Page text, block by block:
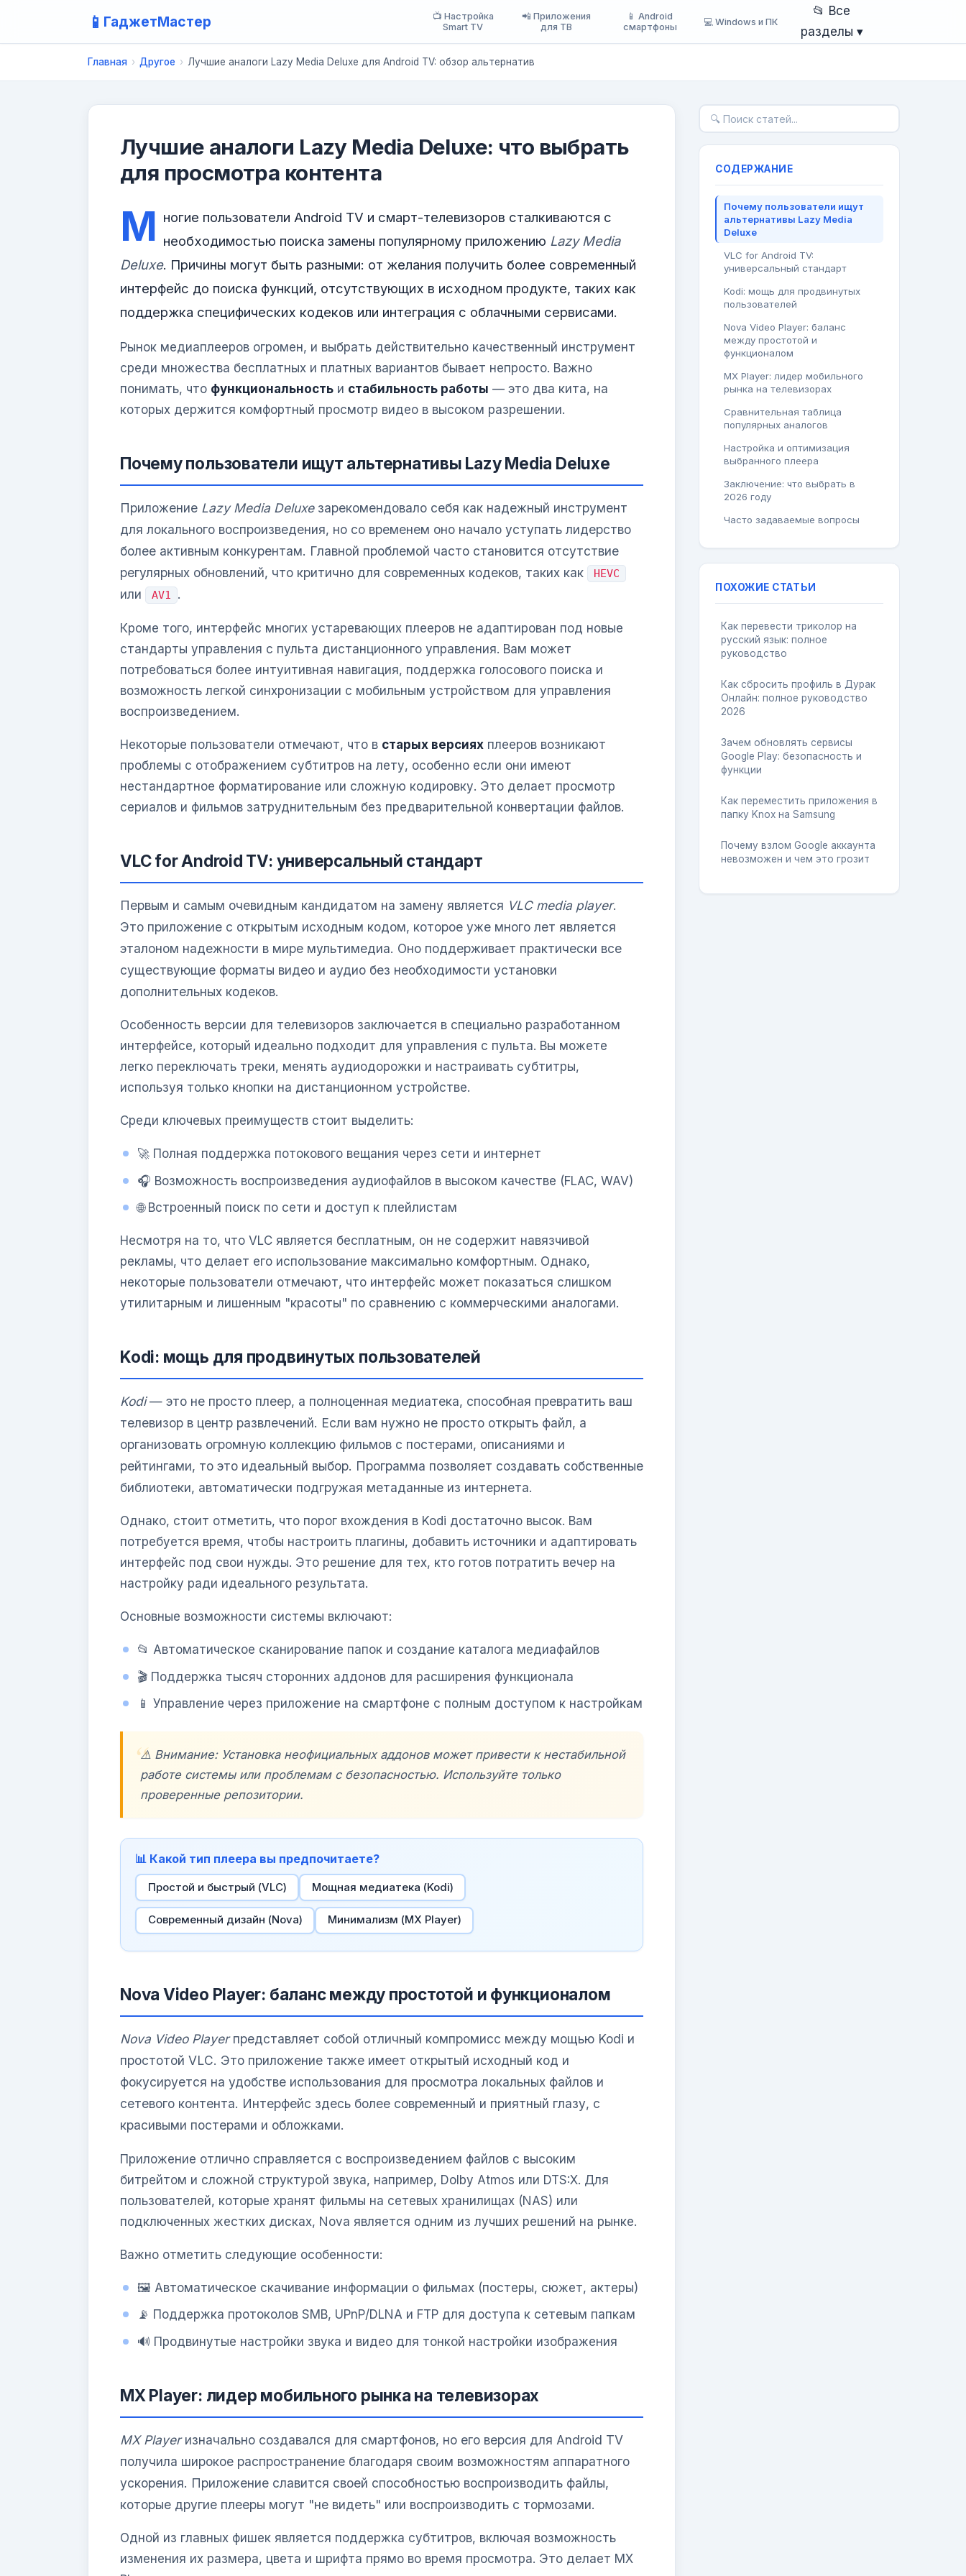
📱 ГаджетМастер
📺 Настройка
Smart TV
📲 Приложения
для ТВ
📱 Android
смартфоны
💻 Windows и ПК
📂 Все
разделы ▾
Главная › Другое › Лучшие аналоги Lazy Media Deluxe для Android TV: обзор альтернатив
Лучшие аналоги Lazy Media Deluxe: что выбрать
для просмотра контента
М ногие пользователи Android TV и смарт-телевизоров сталкиваются с
необходимостью поиска замены популярному приложению Lazy Media
Deluxe. Причины могут быть разными: от желания получить более современный
интерфейс до поиска функций, отсутствующих в исходном продукте, таких как
поддержка специфических кодеков или интеграция с облачными сервисами.
Рынок медиаплееров огромен, и выбрать действительно качественный инструмент
среди множества бесплатных и платных вариантов бывает непросто. Важно
понимать, что функциональность и стабильность работы — это два кита, на
которых держится комфортный просмотр видео в высоком разрешении.
Почему пользователи ищут альтернативы Lazy Media Deluxe
Приложение Lazy Media Deluxeзарекомендовало себя как надежный инструмент
для локального воспроизведения, но со временем оно начало уступать лидерство
более активным конкурентам. Главной проблемой часто становится отсутствие
регулярных обновлений, что критично для современных кодеков, таких как
HEVC
или AV1 .
Кроме того, интерфейс многих устаревающих плееров не адаптирован под новые
стандарты управления с пульта дистанционного управления. Вам может
потребоваться более интуитивная навигация, поддержка голосового поиска и
возможность легкой синхронизации с мобильным устройством для управления
воспроизведением.
Некоторые пользователи отмечают, что в старых версиях плееров возникают
проблемы с отображением субтитров на лету, особенно если они имеют
нестандартное форматирование или сложную кодировку. Это делает просмотр
сериалов и фильмов затруднительным без предварительной конвертации файлов.
VLC for Android TV: универсальный стандарт
Первым и самым очевидным кандидатом на замену является VLC media player.
Это приложение с открытым исходным кодом, которое уже много лет является
эталоном надежности в мире мультимедиа. Оно поддерживает практически все
существующие форматы видео и аудио без необходимости установки
дополнительных кодеков.
Особенность версии для телевизоров заключается в специально разработанном
интерфейсе, который идеально подходит для управления с пульта. Вы можете
легко переключать треки, менять аудиодорожки и настраивать субтитры,
используя только кнопки на дистанционном устройстве.
Среди ключевых преимуществ стоит выделить:
🚀 Полная поддержка потокового вещания через сети и интернет
🎧 Возможность воспроизведения аудиофайлов в высоком качестве (FLAC, WAV)
🌐 Встроенный поиск по сети и доступ к плейлистам
Несмотря на то, что VLC является бесплатным, он не содержит навязчивой
рекламы, что делает его использование максимально комфортным. Однако,
некоторые пользователи отмечают, что интерфейс может показаться слишком
утилитарным и лишенным "красоты" по сравнению с коммерческими аналогами.
Kodi: мощь для продвинутых пользователей
Kodi— это не просто плеер, а полноценная медиатека, способная превратить ваш
телевизор в центр развлечений. Если вам нужно не просто открыть файл, а
организовать огромную коллекцию фильмов с постерами, описаниями и
рейтингами, то это идеальный выбор. Программа позволяет создавать собственные
библиотеки, автоматически подгружая метаданные из интернета.
Однако, стоит отметить, что порог вхождения в Kodi достаточно высок. Вам
потребуется время, чтобы настроить плагины, добавить источники и адаптировать
интерфейс под свои нужды. Это решение для тех, кто готов потратить вечер на
настройку ради идеального результата.
Основные возможности системы включают:
📂 Автоматическое сканирование папок и создание каталога медиафайлов
🎬 Поддержка тысяч сторонних аддонов для расширения функционала
📱 Управление через приложение на смартфоне с полным доступом к настройкам
⚠️ Внимание: Установка неофициальных аддонов может привести к нестабильной
работе системы или проблемам с безопасностью. Используйте только
проверенные репозитории.
📊 Какой тип плеера вы предпочитаете?
Простой и быстрый (VLC) Мощная медиатека (Kodi)
Современный дизайн (Nova) Минимализм (MX Player)
Nova Video Player: баланс между простотой и функционалом
Nova Video Playerпредставляет собой отличный компромисс между мощью Kodi и
простотой VLC. Это приложение также имеет открытый исходный код и
фокусируется на удобстве использования для просмотра локальных файлов и
сетевого контента. Интерфейс здесь более современный и приятный глазу, с
красивыми постерами и обложками.
Приложение отлично справляется с воспроизведением файлов с высоким
битрейтом и сложной структурой звука, например, Dolby Atmos или DTS:X. Для
пользователей, которые хранят фильмы на сетевых хранилищах (NAS) или
подключенных жестких дисках, Nova является одним из лучших решений на рынке.
Важно отметить следующие особенности:
🖼️ Автоматическое скачивание информации о фильмах (постеры, сюжет, актеры)
📡 Поддержка протоколов SMB, UPnP/DLNA и FTP для доступа к сетевым папкам
🔊 Продвинутые настройки звука и видео для тонкой настройки изображения
MX Player: лидер мобильного рынка на телевизорах
MX Playerизначально создавался для смартфонов, но его версия для Android TV
получила широкое распространение благодаря своим возможностям аппаратного
ускорения. Приложение славится своей способностью воспроизводить файлы,
которые другие плееры могут "не видеть" или воспроизводить с тормозами.
Одной из главных фишек является поддержка субтитров, включая возможность
изменения их размера, цвета и шрифта прямо во время просмотра. Это делает MX
СОДЕРЖАНИЕ
Почему пользователи ищут
альтернативы Lazy Media
Deluxe
VLC for Android TV:
универсальный стандарт
Kodi: мощь для продвинутых
пользователей
Nova Video Player: баланс
между простотой и
функционалом
MX Player: лидер мобильного
рынка на телевизорах
Сравнительная таблица
популярных аналогов
Настройка и оптимизация
выбранного плеера
Заключение: что выбрать в
2026 году
Часто задаваемые вопросы
ПОХОЖИЕ СТАТЬИ
Как перевести триколор на
русский язык: полное
руководство
Как сбросить профиль в Дурак
Онлайн: полное руководство
2026
Зачем обновлять сервисы
Google Play: безопасность и
функции
Как переместить приложения в
папку Knox на Samsung
Почему взлом Google аккаунта
невозможен и чем это грозит